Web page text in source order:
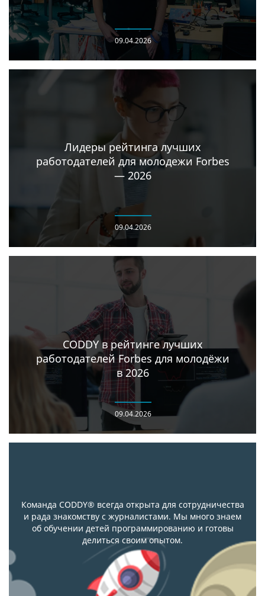
09.04.2026
Лидеры рейтинга лучших
работодателей для молодежи Forbes
— 2026
09.04.2026
CODDY в рейтинге лучших
работодателей Forbes для молодёжи
в 2026
09.04.2026
Команда CODDY® всегда открыта для сотрудничества
и рада знакомству с журналистами. Мы много знаем
об обучении детей программированию и готовы
делиться своим опытом.